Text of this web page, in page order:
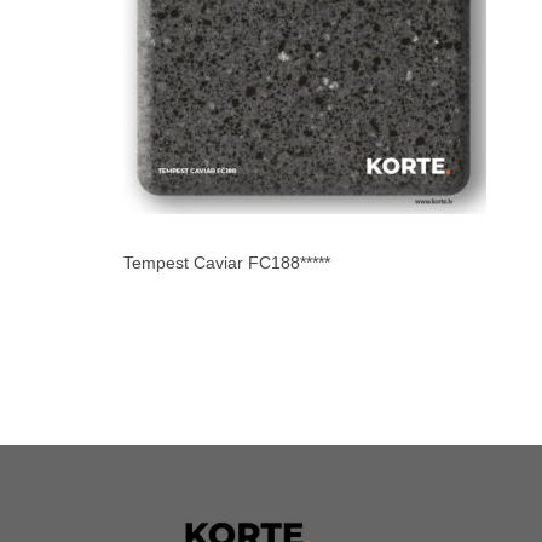
Tempest Caviar FC188*****